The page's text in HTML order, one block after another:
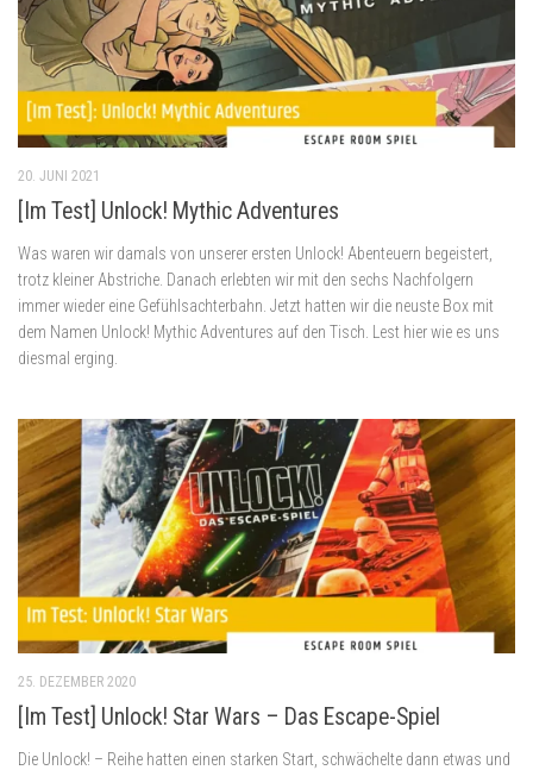
20. JUNI 2021
[Im Test] Unlock! Mythic Adventures
Was waren wir damals von unserer ersten Unlock! Abenteuern begeistert,
trotz kleiner Abstriche. Danach erlebten wir mit den sechs Nachfolgern
immer wieder eine Gefühlsachterbahn. Jetzt hatten wir die neuste Box mit
dem Namen Unlock! Mythic Adventures auf den Tisch. Lest hier wie es uns
diesmal erging.
25. DEZEMBER 2020
[Im Test] Unlock! Star Wars – Das Escape-Spiel
Die Unlock! – Reihe hatten einen starken Start, schwächelte dann etwas und